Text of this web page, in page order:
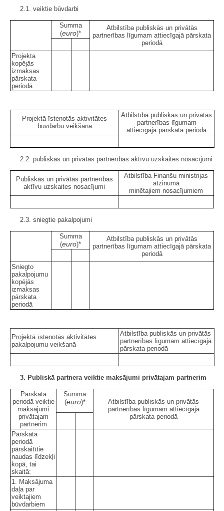
2.1. veiktie būvdarbi
Summa
(euro)*
Atbilstība publiskās un privātās
partnerības līgumam attiecīgajā pārskata
periodā
Projekta
kopējās
izmaksas
pārskata
periodā
Projektā īstenotās aktivitātes
būvdarbu veikšanā
Atbilstība publiskās un privātās
partnerības līgumam
attiecīgajā pārskata periodā
2.2. publiskās un privātās partnerības aktīvu uzskaites nosacījumi
Publiskās un privātās partnerības
aktīvu uzskaites nosacījumi
Atbilstība Finanšu ministrijas
atzinumā
minētajiem nosacījumiem
2.3. sniegtie pakalpojumi
Summa
(euro)*
Atbilstība publiskās un privātās
partnerības līgumam attiecīgajā pārskata
periodā
Sniegto
pakalpojumu
kopējās
izmaksas
pārskata
periodā
Projektā īstenotās aktivitātes
pakalpojumu veikšanā
Atbilstība publiskās un privātās
partnerības līgumam attiecīgajā
pārskata periodā
3. Publiskā partnera veiktie maksājumi privātajam partnerim
Pārskata
periodā veiktie
maksājumi
privātajam
partnerim
Summa
(euro)*
Atbilstība publiskās un privātās
partnerības līgumam attiecīgajā
pārskata periodā
Pārskata
periodā
pārskaitītie
naudas līdzekļi
kopā, tai
skaitā:
1. Maksājuma
daļa par
veiktajiem
būvdarbiem